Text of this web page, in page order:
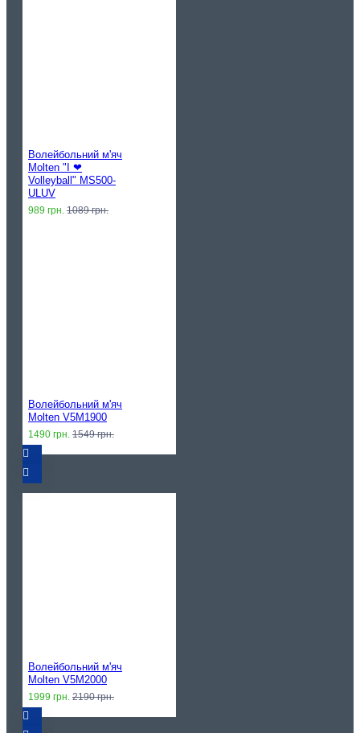
Волейбольний м'яч
Molten "I ❤︎
Volleyball" MS500-
ULUV
989 грн. 1089 грн.
Волейбольний м'яч
Molten V5M1900
1490 грн. 1549 грн.
Волейбольний м'яч
Molten V5M2000
1999 грн. 2190 грн.